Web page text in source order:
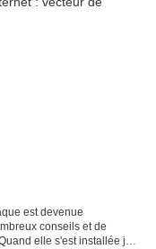
est devenue
conseils et de
elle s'est installée je